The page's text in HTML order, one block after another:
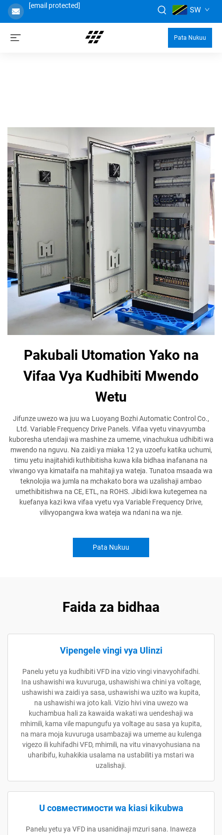
[email protected] SW
Pata Nukuu
Pakubali Utomation Yako na
Vifaa Vya Kudhibiti Mwendo
Wetu
Jifunze uwezo wa juu wa Luoyang Bozhi Automatic Control Co.,
Ltd. Variable Frequency Drive Panels. Vifaa vyetu vinavyumba
kuboresha utendaji wa mashine za umeme, vinachukua udhibiti wa
mwendo na nguvu. Na zaidi ya miaka 12 ya uzoefu katika uchumi,
timu yetu inajitahidi kuthibitisha kuwa kila bidhaa inafanana na
viwango vya kimataifa na mahitaji ya wateja. Tunatoa msaada wa
teknolojia wa jumla na mchakato bora wa uzalishaji ambao
umethibitishwa na CE, ETL, na ROHS. Jibidi kwa kutegemea na
kuefanya kazi kwa vifaa vyetu vya Variable Frequency Drive,
vilivyopangwa kwa wateja wa ndani na wa nje.
Pata Nukuu
Faida za bidhaa
Vipengele vingi vya Ulinzi
Panelu yetu ya kudhibiti VFD ina vizio vingi vinavyohifadhi.
Ina ushawishi wa kuvuruga, ushawishi wa chini ya voltage,
ushawishi wa zaidi ya sasa, ushawishi wa uzito wa kupita,
na ushawishi wa joto kali. Vizio hivi vina uwezo wa
kuchambua hali za kawaida wakati wa uendeshaji wa
mhimili, kama vile mapungufu ya voltage au sasa ya kupita,
na mara moja kuvuruga usambazaji wa umeme au kulenga
vigezo ili kuhifadhi VFD, mhimili, na vitu vinavyohusiana na
uharibifu, kuhakikia usalama na ustabiliti ya mstari wa
uzalishaji.
U совместимости wa kiasi kikubwa
Panelu yetu ya VFD ina usanidinaji mzuri sana. Inaweza